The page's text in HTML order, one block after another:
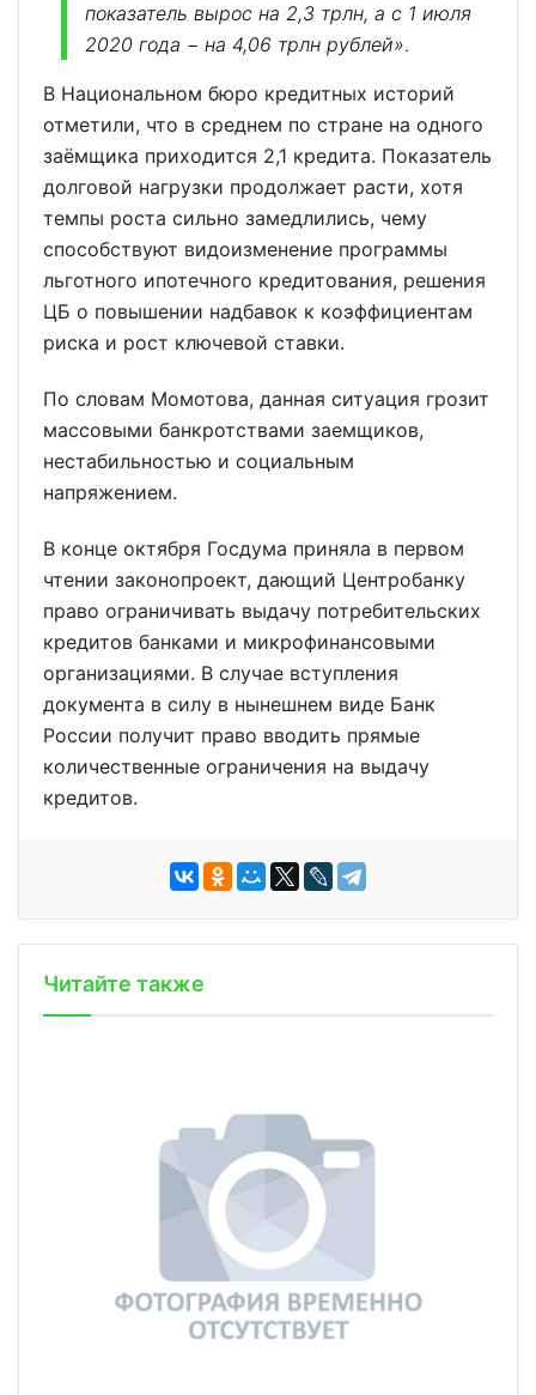
показатель вырос на 2,3 трлн, а с 1 июля
2020 года − на 4,06 трлн рублей».
В Национальном бюро кредитных историй
отметили, что в среднем по стране на одного
заёмщика приходится 2,1 кредита. Показатель
долговой нагрузки продолжает расти, хотя
темпы роста сильно замедлились, чему
способствуют видоизменение программы
льготного ипотечного кредитования, решения
ЦБ о повышении надбавок к коэффициентам
риска и рост ключевой ставки.
По словам Момотова, данная ситуация грозит
массовыми банкротствами заемщиков,
нестабильностью и социальным
напряжением.
В конце октября Госдума приняла в первом
чтении законопроект, дающий Центробанку
право ограничивать выдачу потребительских
кредитов банками и микрофинансовыми
организациями. В случае вступления
документа в силу в нынешнем виде Банк
России получит право вводить прямые
количественные ограничения на выдачу
кредитов.
Читайте также